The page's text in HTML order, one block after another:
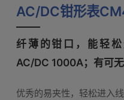
AC/DC钳形表
纤薄的钳口，能轻
AC/DC 1000A；有可
优秀的易夹性，轻松进入